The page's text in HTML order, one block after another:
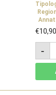
€10,90
-